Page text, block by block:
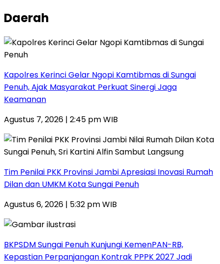
Daerah
Kapolres Kerinci Gelar Ngopi Kamtibmas di Sungai
Penuh, Ajak Masyarakat Perkuat Sinergi Jaga
Keamanan
Agustus 7, 2026 | 2:45 pm WIB
Tim Penilai PKK Provinsi Jambi Apresiasi Inovasi Rumah
Dilan dan UMKM Kota Sungai Penuh
Agustus 6, 2026 | 5:32 pm WIB
BKPSDM Sungai Penuh Kunjungi KemenPAN-RB,
Kepastian Perpanjangan Kontrak PPPK 2027 Jadi